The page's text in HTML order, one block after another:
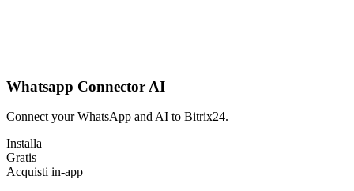
Whatsapp Connector AI
Connect your WhatsApp and AI to Bitrix24.
Installa
Gratis
Acquisti in-app